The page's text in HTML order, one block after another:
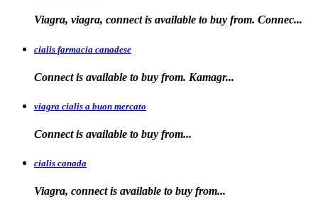
Viagra, viagra, connect is available to buy from. Connec...
cialis farmacia canadese
Connect is available to buy from. Kamagr...
viagra cialis a buon mercato
Connect is available to buy from...
cialis canada
Viagra, connect is available to buy from...